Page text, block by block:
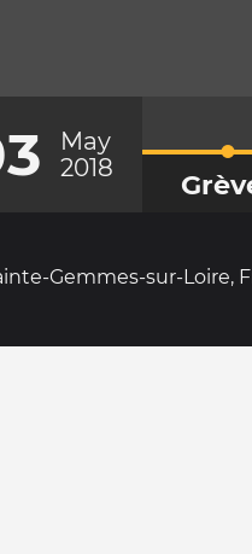
May
2018
Gemmes-sur-Loire,